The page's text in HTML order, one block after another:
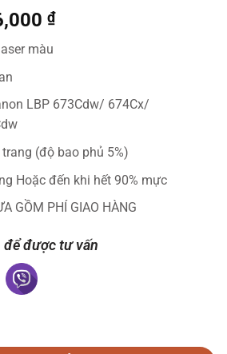
₫.
₫Giá
396,000 ₫.
màu
LBP 673Cdw/ 674Cx/
(độ bao phủ 5%)
Hoặc đến khi hết 90% mực
GỒM PHÍ GIAO HÀNG
để được tư vấn
máy 673Cdw 674Cx MF752Cdw